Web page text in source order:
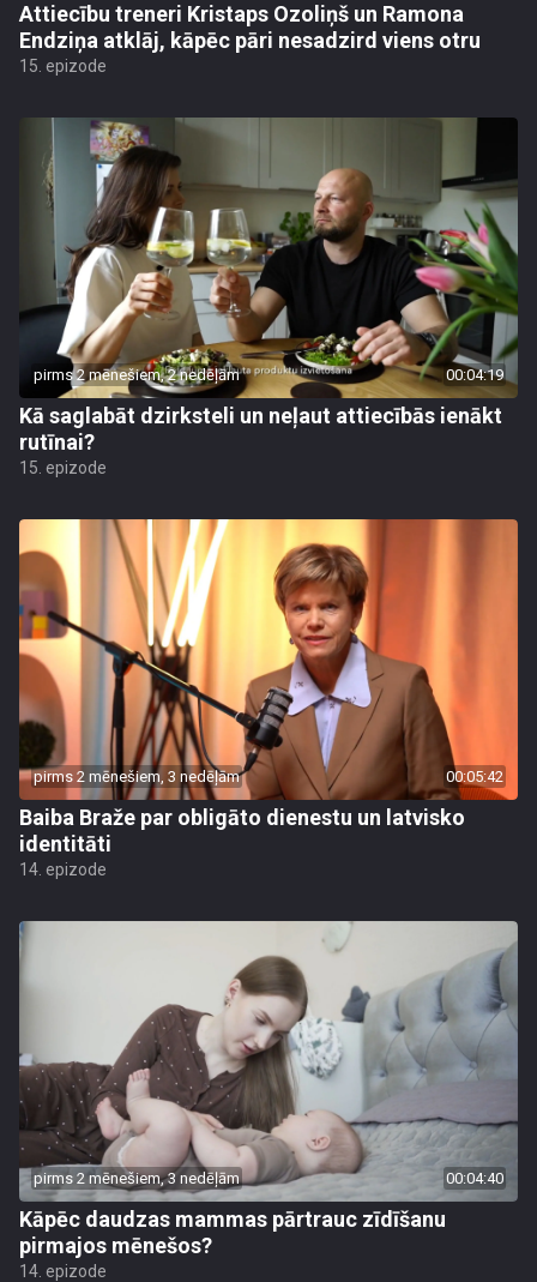
Attiecību treneri Kristaps Ozoliņš un Ramona
Endziņa atklāj, kāpēc pāri nesadzird viens otru
15. epizode
pirms 2 mēnešiem, 2 nedēļām 00:04:19
Kā saglabāt dzirksteli un neļaut attiecībās ienākt
rutīnai?
15. epizode
pirms 2 mēnešiem, 3 nedēļām 00:05:42
Baiba Braže par obligāto dienestu un latvisko
identitāti
14. epizode
pirms 2 mēnešiem, 3 nedēļām 00:04:40
Kāpēc daudzas mammas pārtrauc zīdīšanu
pirmajos mēnešos?
14. epizode